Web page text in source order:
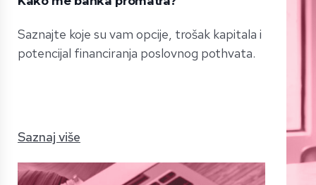
Saznajte koje su vam opcije, trošak kapitala i
potencijal financiranja poslovnog pothvata.
Saznaj više